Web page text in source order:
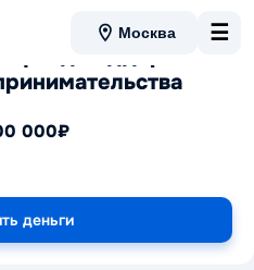
Москва ☰
фонд поддержки
000₽
деньги